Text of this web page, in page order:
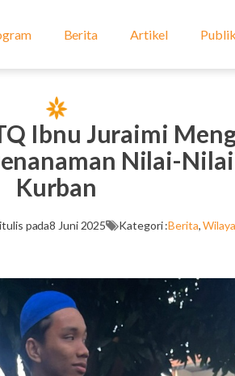
Berita Artikel
Ibnu Juraimi
Nilai-
Kurban
pada8 Juni 2025 Kategori :Berita,